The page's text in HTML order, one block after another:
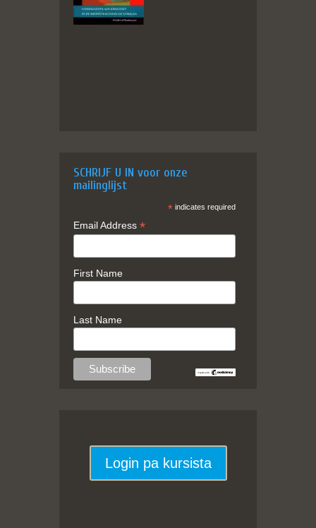
SCHRIJF U IN voor onze
mailinglijst
* indicates required
Email Address *
First Name
Last Name
Login pa kursista